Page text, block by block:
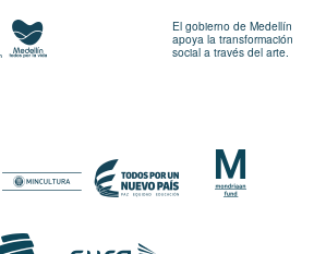
El gobierno de Medellín
apoya la transformación
social a través del arte.